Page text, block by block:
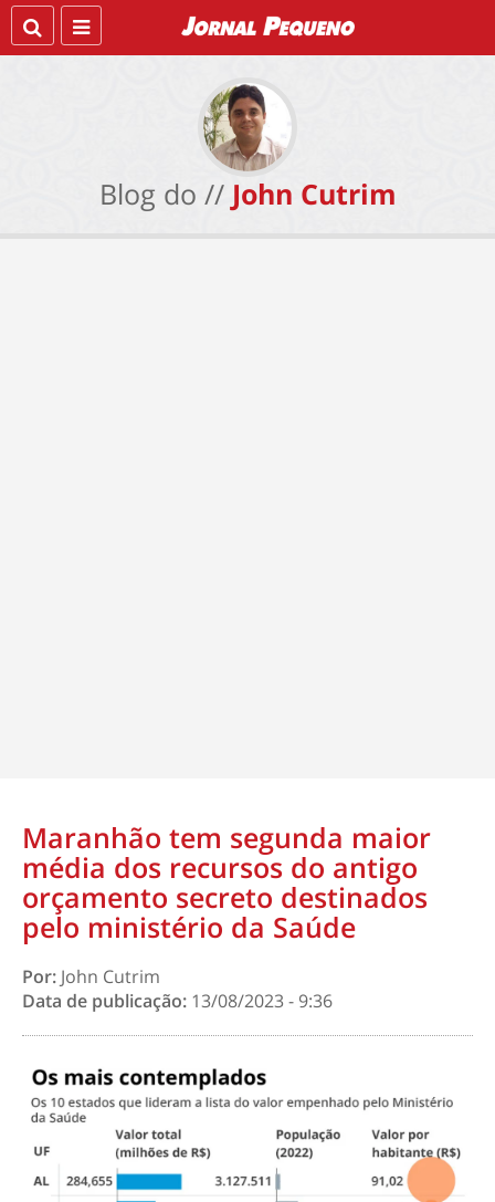
Blog do // John Cutrim
Maranhão tem segunda maior
média dos recursos do antigo
orçamento secreto destinados
pelo ministério da Saúde
Por: John Cutrim
Data de publicação: 13/08/2023 - 9:36